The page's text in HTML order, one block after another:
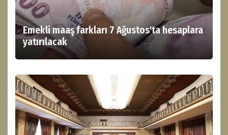
Emekli maaş farkları 7 Ağustos'ta hesaplara
yatırılacak